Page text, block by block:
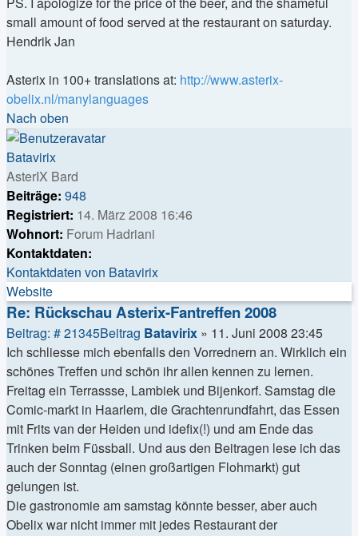
small amount of food served at the restaurant on saturday.
Hendrik Jan
Asterix in 100+ translations at: http://www.asterix-
obelix.nl/manylanguages
Nach oben
Batavirix
AsterIX Bard
Beiträge: 948
Registriert: 14. März 2008 16:46
Wohnort: Forum Hadriani
Kontaktdaten:
Kontaktdaten von Batavirix
Website
Re: Rückschau Asterix-Fantreffen 2008
Beitrag: # 21345Beitrag Batavirix » 11. Juni 2008 23:45
Ich schliesse mich ebenfalls den Vorrednern an. Wirklich ein
schönes Treffen und schön ihr allen kennen zu lernen.
Freitag ein Terrassse, Lambiek und Bijenkorf. Samstag die
Comic-markt in Haarlem, die Grachtenrundfahrt, das Essen
mit Frits van der Heiden und idefix(!) und am Ende das
Trinken beim Füssball. Und aus den Beitragen lese ich das
auch der Sonntag (einen großartigen Flohmarkt) gut
gelungen ist.
Die gastronomie am samstag könnte besser, aber auch
Obelix war nicht immer mit jedes Restaurant der